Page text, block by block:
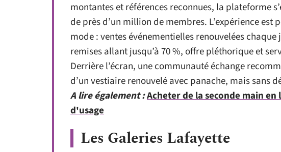
montantes et références reconnues, la plateforme
de près d’un million de membres. L’expérience est
mode : ventes événementielles renouvelées
remises allant jusqu’à 70 %, offre pléthorique et
Derrière l’écran, une communauté échange
d’un vestiaire renouvelé avec panache, mais sans
A lire également :Acheter de la seconde main
d'usage
Les Galeries Lafayette